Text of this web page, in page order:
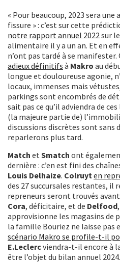
« Pour beaucoup, 2023 sera une
fissure » : c’est sur cette
notre rapport annuel 2022sur
alimentaire il y a un an. Et en
n’ont pas tardé à se
adieux définitifs à Makro au
longue et douloureuse agonie,
locaux, immenses mais
parkings sont encombrés de
sait pas ce qu’il adviendra de ces
(la majeure partie de)
discussions discrètes sont sans
reparlerons plus tard.
Match etSmatch ont
dernière : c’en est fini des
Louis Delhaize. Colruyten
des 27 succursales restantes, il
repreneurs seront trouvés
Cora, déficitaire, et de Delfood
approvisionne les magasins de
la famille Bouriez ne laisse pas
scénario Makro se profile-t-il
E.Leclercviendra-t-il encore à
être l’objet du bilan annuel 2024.